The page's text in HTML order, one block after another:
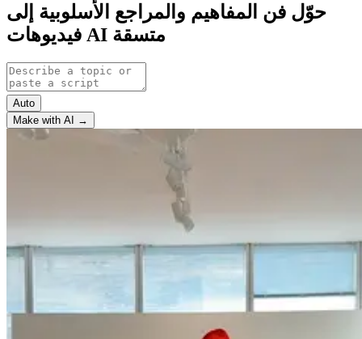
حوّل فن المفاهيم والمراجع الأسلوبية إلى
فيديوهات AI متسقة
Auto
Make with AI →